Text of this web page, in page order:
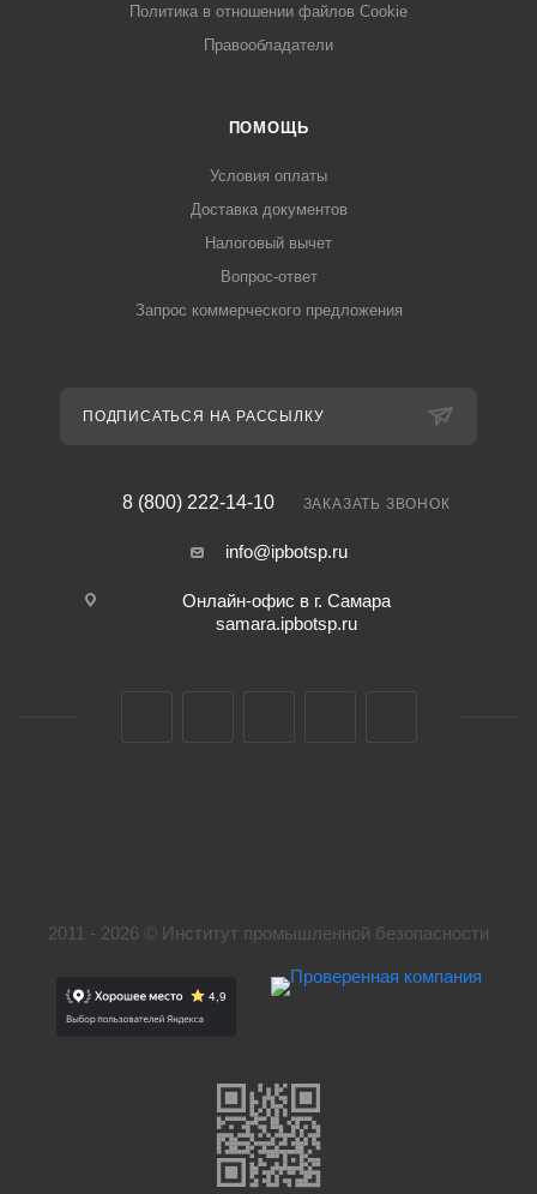
Политика в отношении файлов Cookie
Правообладатели
ПОМОЩЬ
Условия оплаты
Доставка документов
Налоговый вычет
Вопрос-ответ
Запрос коммерческого предложения
ПОДПИСАТЬСЯ НА РАССЫЛКУ
8 (800) 222-14-10 ЗАКАЗАТЬ ЗВОНОК
info@ipbotsp.ru
Онлайн-офис в г. Самара
samara.ipbotsp.ru
2011 - 2026 © Институт промышленной безопасности